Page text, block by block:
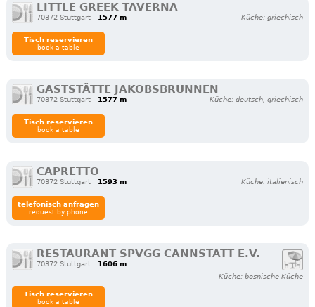
LITTLE GREEK TAVERNA
70372 Stuttgart 1577 m Küche: griechisch
Tisch reservieren
book a table
GASTSTÄTTE JAKOBSBRUNNEN
70372 Stuttgart 1577 m Küche: deutsch, griechisch
Tisch reservieren
book a table
CAPRETTO
70372 Stuttgart 1593 m Küche: italienisch
telefonisch anfragen
request by phone
RESTAURANT SPVGG CANNSTATT E.V.
70372 Stuttgart
1606 m
Küche: bosnische Küche
Tisch reservieren
book a table